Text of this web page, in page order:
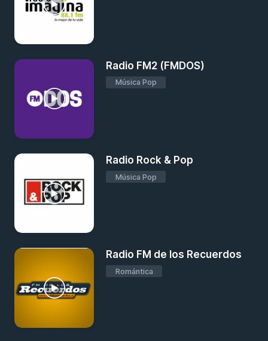
Radio FM2 (FMDOS)
Música Pop
Radio Rock & Pop
Música Pop
Radio FM de los Recuerdos
Romántica